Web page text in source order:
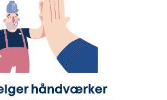
håndværker